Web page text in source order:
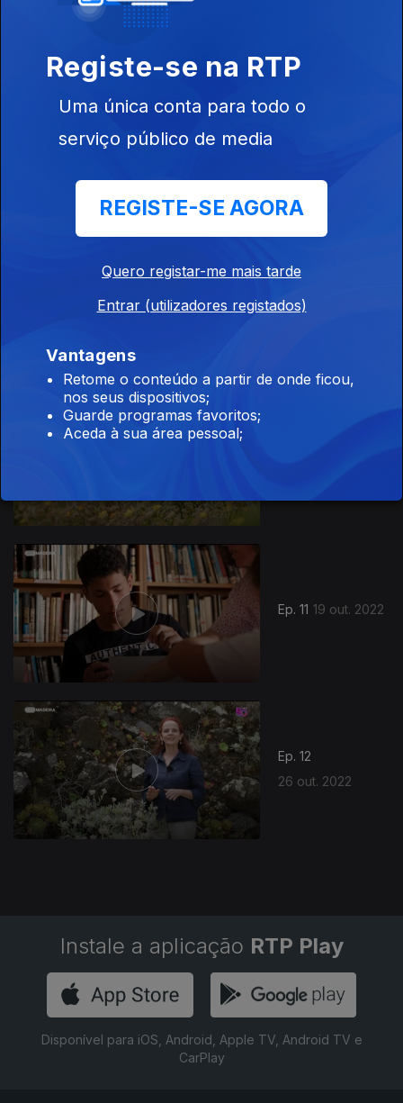
Ep. 9
Ep. 11 19 out. 2022
Ep. 12
26 out. 2022
649523
Instale a aplicação RTP Play
Disponível para iOS, Android, Apple TV, Android TV e
CarPlay
Registe-se na RTP
Uma única conta para todo o
serviço público de media
REGISTE-SE AGORA
Quero registar-me mais tarde
Entrar (utilizadores registados)
Vantagens
Retome o conteúdo a partir de onde ficou,
nos seus dispositivos;
Guarde programas favoritos;
Aceda à sua área pessoal;